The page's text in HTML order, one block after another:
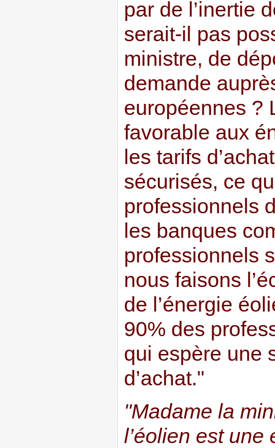
par de l’inertie
serait-il pas
ministre, de
demande
européennes ?
favorable aux
les tarifs
sécurisés, ce
professionnels
les banques
professionnels
nous faisons
de l’énergie
90% des
qui espère une
d’achat."
"Madame la
l’éolien est